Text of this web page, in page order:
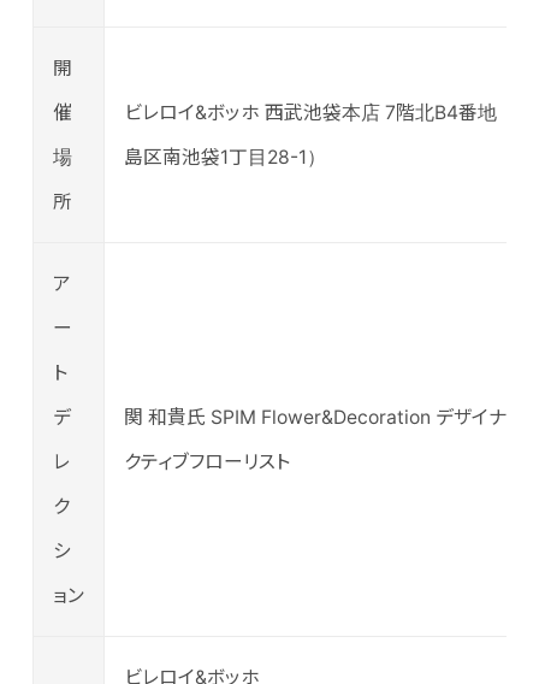
開
催
場
所
ビレロイ&ボッホ 西武池袋本店 7階北B4番地（
島区南池袋1丁目28-1）
ア
ー
ト
デ
レ
ク
シ
ョン
関 和貴氏 SPIM Flower&Decoration デザイナー
クティブフローリスト
ビレロイ&ボッホ